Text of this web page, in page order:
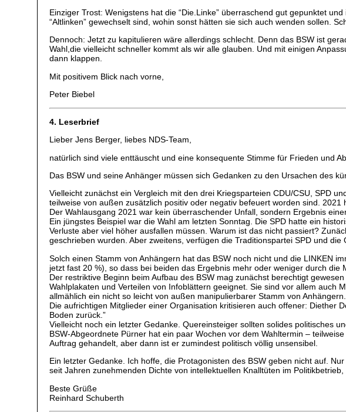
Einziger Trost: Wenigstens hat die “Die.Linke” überraschend gut gepunktet
“Altlinken” gewechselt sind, wohin sonst hätten sie sich auch wenden sollen.
Dennoch: Jetzt zu kapitulieren wäre allerdings schlecht. Denn das BSW ist
Wahl,die vielleicht schneller kommt als wir alle glauben. Und mit einigen
dann klappen.
Mit positivem Blick nach vorne,
Peter Biebel
4. Leserbrief
Lieber Jens Berger, liebes NDS-Team,
natürlich sind viele enttäuscht und eine konsequente Stimme für Frieden und
Das BSW und seine Anhänger müssen sich Gedanken zu den Ursachen des
Vielleicht zunächst ein Vergleich mit den drei Kriegsparteien CDU/CSU, SPD
teilweise von außen zusätzlich positiv oder negativ befeuert worden sind.
Der Wahlausgang 2021 war kein überraschender Unfall, sondern Ergebnis
Ein jüngstes Beispiel war die Wahl am letzten Sonntag. Die SPD hatte ein
Verluste aber viel höher ausfallen müssen. Warum ist das nicht passiert?
geschrieben wurden. Aber zweitens, verfügen die Traditionspartei SPD und
Solch einen Stamm von Anhängern hat das BSW noch nicht und die LINKEN
jetzt fast 20 %), so dass bei beiden das Ergebnis mehr oder weniger durch die
Der restriktive Beginn beim Aufbau des BSW mag zunächst berechtigt
Wahlplakaten und Verteilen von Infoblättern geeignet. Sie sind vor allem
allmählich ein nicht so leicht von außen manipulierbarer Stamm von Anhängern.
Die aufrichtigen Mitglieder einer Organisation kritisieren auch offener: Diether
Boden zurück.”
Vielleicht noch ein letzter Gedanke. Quereinsteiger sollten solides politisches
BSW-Abgeordnete Pürner hat ein paar Wochen vor dem Wahltermin –
Auftrag gehandelt, aber dann ist er zumindest politisch völlig unsensibel.
Ein letzter Gedanke. Ich hoffe, die Protagonisten des BSW geben nicht auf.
seit Jahren zunehmenden Dichte von intellektuellen Knalltüten im
Beste Grüße
Reinhard Schuberth